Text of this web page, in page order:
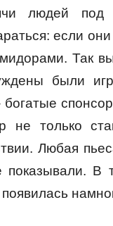
людей под
если
Так
были
богатые
не только
Любая
В